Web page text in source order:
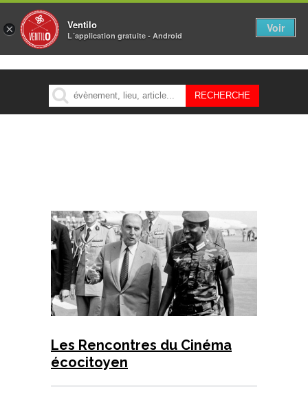
MENU
Les Rencontres du Cinéma
écocitoyen
× Ventilo
L´application gratuite - Android
Voir